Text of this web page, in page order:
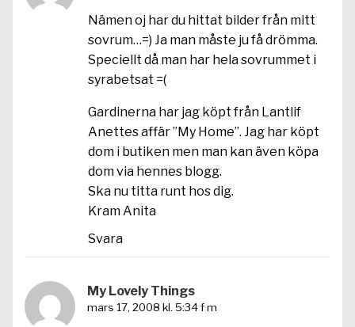
Nämen oj har du hittat bilder från mitt
sovrum…=) Ja man måste ju få drömma.
Speciellt då man har hela sovrummet i
syrabetsat =(
Gardinerna har jag köpt från Lantlif
Anettes affär ”My Home”. Jag har köpt
dom i butiken men man kan även köpa
dom via hennes blogg.
Ska nu titta runt hos dig.
Kram Anita
Svara
My Lovely Things
mars 17, 2008 kl. 5:34 f m